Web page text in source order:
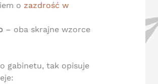
o zazdrość w
– oba skrajne wzorce
gabinetu, tak opisuje